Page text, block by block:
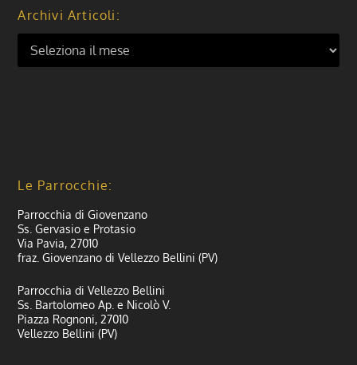
Archivi Articoli:
Le Parrocchie:
Parrocchia di Giovenzano
Ss. Gervasio e Protasio
Via Pavia, 27010
fraz. Giovenzano di Vellezzo Bellini (PV)
Parrocchia di Vellezzo Bellini
Ss. Bartolomeo Ap. e Nicolò V.
Piazza Rognoni, 27010
Vellezzo Bellini (PV)